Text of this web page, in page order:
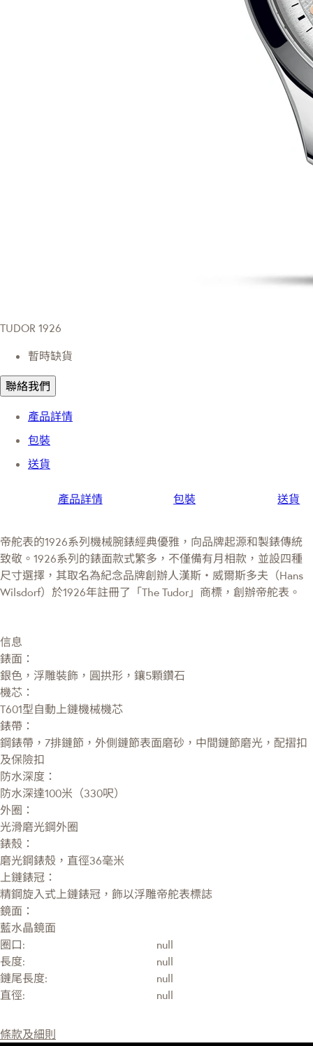
TUDOR 1926
暫時缺貨
聯絡我們
產品詳情
包裝
送貨
產品詳情 包裝 送貨
帝舵表的1926系列機械腕錶經典優雅，向品牌起源和製錶傳統
致敬。1926系列的錶面款式繁多，不僅備有月相款，並設四種
尺寸選擇，其取名為紀念品牌創辦人漢斯・威爾斯多夫（Hans
Wilsdorf）於1926年註冊了「The Tudor」商標，創辦帝舵表。
信息
錶面：
銀色，浮雕裝飾，圓拱形，鑲5顆鑽石
機芯：
T601型自動上鏈機械機芯
錶帶：
鋼錶帶，7排鏈節，外側鏈節表面磨砂，中間鏈節磨光，配摺扣
及保險扣
防水深度：
防水深達100米（330呎）
外圈：
光滑磨光鋼外圈
錶殼：
磨光鋼錶殼，直徑36毫米
上鏈錶冠：
精鋼旋入式上鏈錶冠，飾以浮雕帝舵表標誌
鏡面：
藍水晶鏡面
圈口:
null
長度:
null
鏈尾長度:
null
直徑:
null
條款及細則